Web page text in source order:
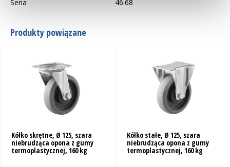
Seria
46.68
Produkty powiązane
Kółko skrętne, Ø 125, szara
niebrudząca opona z gumy
termoplastycznej, 160 kg
Kółko stałe, Ø 125, szara
niebrudząca opona z gumy
termoplastycznej, 160 kg